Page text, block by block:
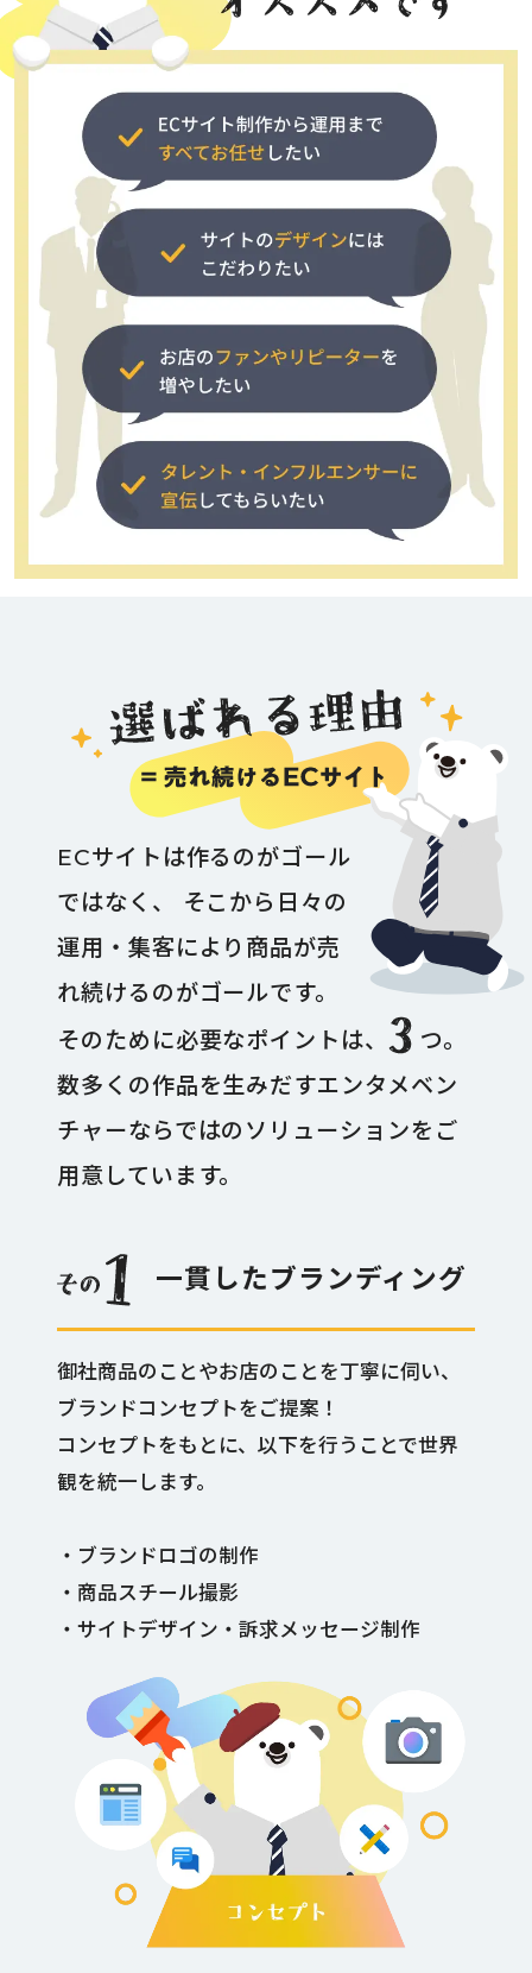
ECサイトは作るのがゴール
ではなく、
そこから日々の
運用・集客により商品が売
れ続けるのがゴールです。
そのために必要なポイントは、
つ。
数多くの作品を生みだすエンタメベン
チャーならではのソリューションをご
用意しています。
一貫したブランディング
御社商品のことやお店のことを丁寧に伺い、
ブランドコンセプトをご提案！
コンセプトをもとに、以下を行うことで世界
観を統一します。
・ブランドロゴの制作
・商品スチール撮影
・サイトデザイン・訴求メッセージ制作